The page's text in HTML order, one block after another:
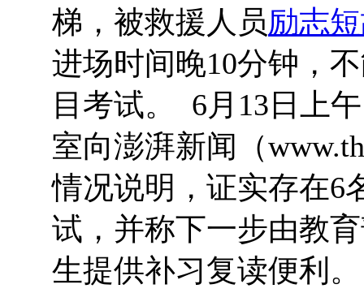
梯，被救援人员励志
进场时间晚10分钟，
目考试。 6月13日上
室向澎湃新闻（
情况说明，证实存在6
试，并称下一步由教
生提供补习复读便利